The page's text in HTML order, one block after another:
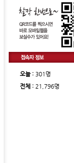
오늘 : 301명
전체 : 21,796명